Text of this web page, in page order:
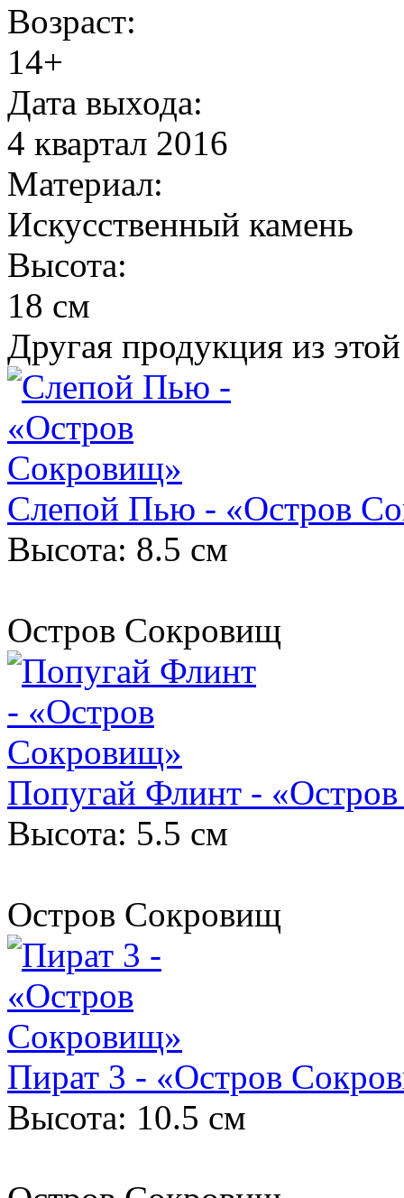
Возраст:
14+
Дата выхода:
4 квартал 2016
Материал:
Искусственный камень
Высота:
18 см
Другая продукция из
Слепой Пью - «Остров
Высота: 8.5 см
Остров Сокровищ
Попугай Флинт -
Высота: 5.5 см
Остров Сокровищ
Пират 3 - «Остров
Высота: 10.5 см